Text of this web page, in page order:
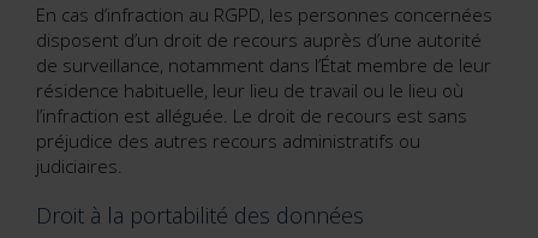
En cas d’infraction au RGPD, les personnes concernées
disposent d’un droit de recours auprès d’une autorité
de surveillance, notamment dans l’État membre de leur
résidence habituelle, leur lieu de travail ou le lieu où
l’infraction est alléguée. Le droit de recours est sans
préjudice des autres recours administratifs ou
judiciaires.
Droit à la portabilité des données